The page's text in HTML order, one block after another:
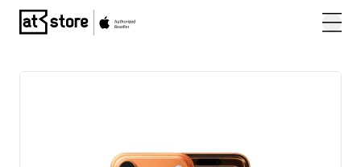
Posjetite početnu stranicu AT Store